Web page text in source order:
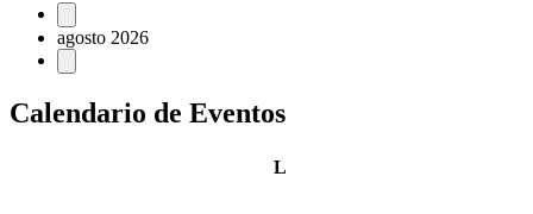
Eventos
agosto 2026
Calendario de Eventos
Llunes